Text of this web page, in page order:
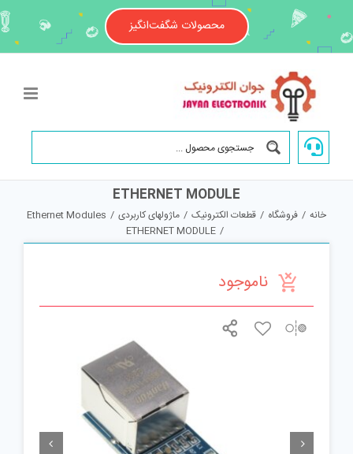
content
محصولات شگفت‌انگیز
ETHERNET MODULE
خانه / فروشگاه / قطعات الکترونیک / ماژولهای کاربردی /
Ethernet Modules
/
ETHERNET MODULE
ناموجود
 